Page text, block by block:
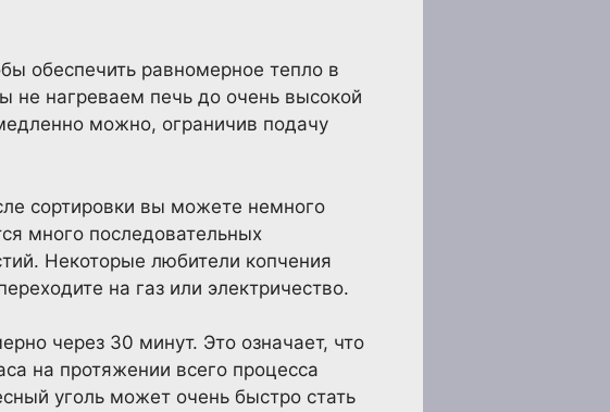
обеспечить равномерное тепло в
не нагреваем печь до очень высокой
можно, ограничив подачу
сортировки вы можете немного
много последовательных
Некоторые любители копчения
на газ или электричество.
через 30 минут. Это означает, что
на протяжении всего процесса
уголь может очень быстро стать